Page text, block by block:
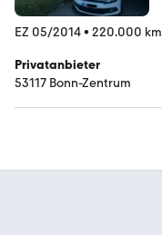
EZ 05/2014• 220.000 km
Privatanbieter
53117 Bonn-Zentrum